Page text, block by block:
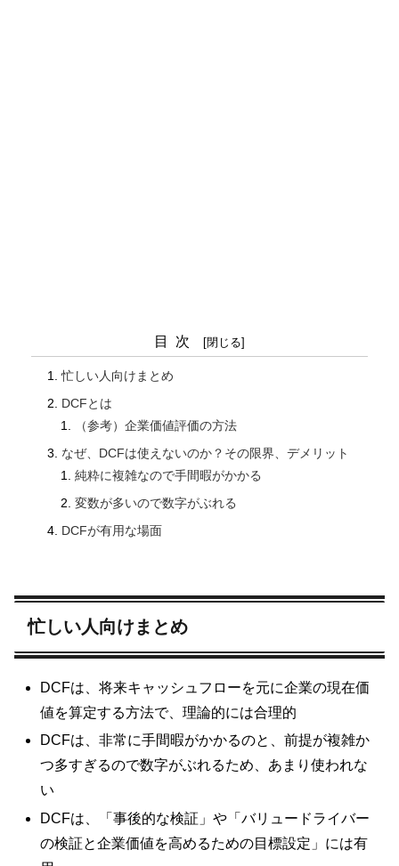
目次
忙しい人向けまとめ
DCFとは
（参考）企業価値評価の方法
なぜ、DCFは使えないのか？その限界、デメリット
純粋に複雑なので手間暇がかかる
変数が多いので数字がぶれる
DCFが有用な場面
忙しい人向けまとめ
DCFは、将来キャッシュフローを元に企業の現在価
値を算定する方法で、理論的には合理的
DCFは、非常に手間暇がかかるのと、前提が複雑か
つ多すぎるので数字がぶれるため、あまり使われな
い
DCFは、「事後的な検証」や「バリュードライバー
の検証と企業価値を高めるための目標設定」には有